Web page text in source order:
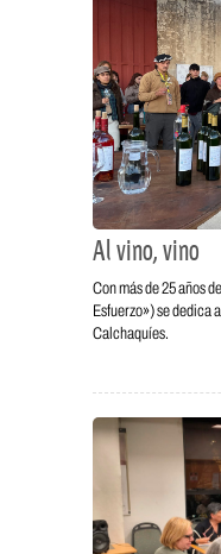
Al vino, vino
Con más de 25 años
Esfuerzo») se dedica
Calchaquíes.